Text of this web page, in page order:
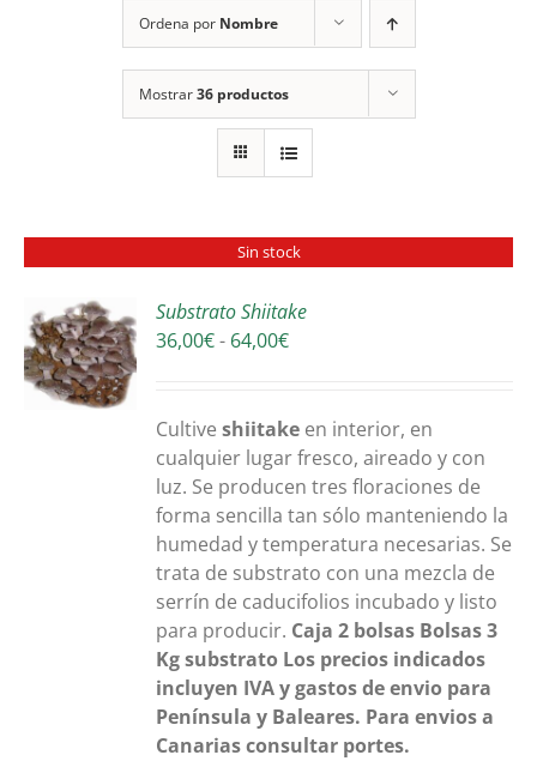
Ordena por Nombre
Mostrar36 productos
Sin stock
Substrato Shiitake
36,00€- 64,00€Rango
desde
36,00€
hasta
64,00€
Cultiveshiitake en interior, en
cualquier lugar fresco, aireado y con
luz. Se producen tres floraciones de
forma sencilla tan sólo manteniendo la
humedad y temperatura necesarias. Se
trata de substrato con una mezcla de
serrín de caducifolios incubado y listo
para producir. Caja 2 bolsas Bolsas 3
Kg substrato Los precios indicados
incluyen IVA y gastos de envio para
Península y Baleares. Para envios a
Canarias consultar portes.